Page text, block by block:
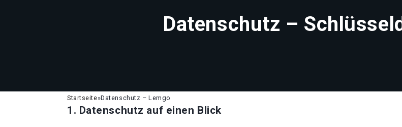
Datenschutz –
Startseite»Datenschutz – Lemgo
1. Datenschutz auf einen Blick